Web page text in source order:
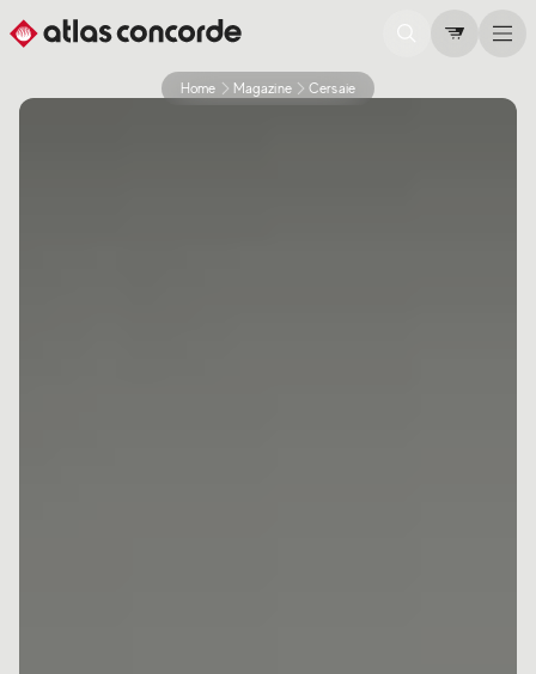
Home Magazine Cersaie